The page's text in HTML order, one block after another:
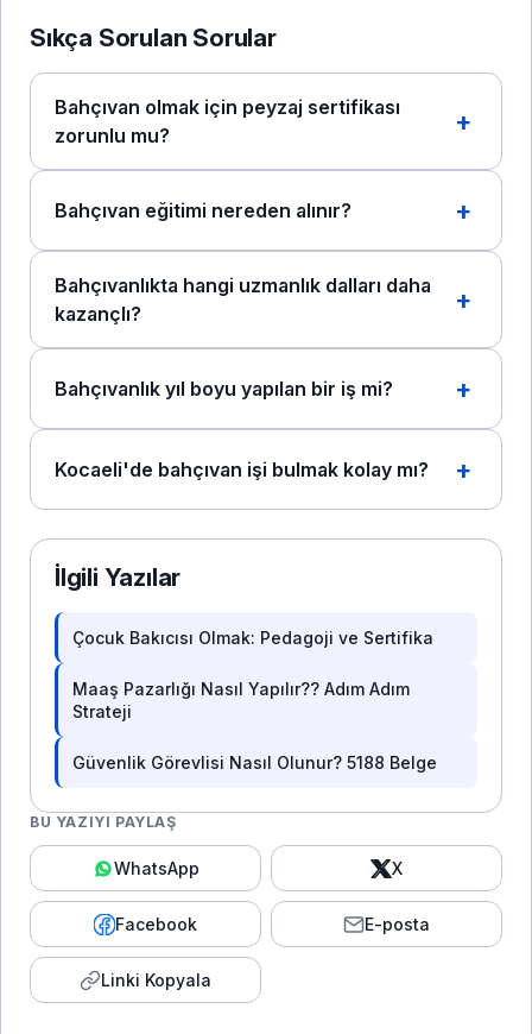
Sıkça Sorulan Sorular
Bahçıvan olmak için peyzaj sertifikası
zorunlu mu?
Bahçıvan eğitimi nereden alınır?
Bahçıvanlıkta hangi uzmanlık dalları daha
kazançlı?
Bahçıvanlık yıl boyu yapılan bir iş mi?
Kocaeli'de bahçıvan işi bulmak kolay mı?
İlgili Yazılar
Çocuk Bakıcısı Olmak: Pedagoji ve Sertifika
Maaş Pazarlığı Nasıl Yapılır?? Adım Adım
Strateji
Güvenlik Görevlisi Nasıl Olunur? 5188 Belge
BU YAZIYI PAYLAŞ
WhatsApp X
Facebook E-posta
Linki Kopyala